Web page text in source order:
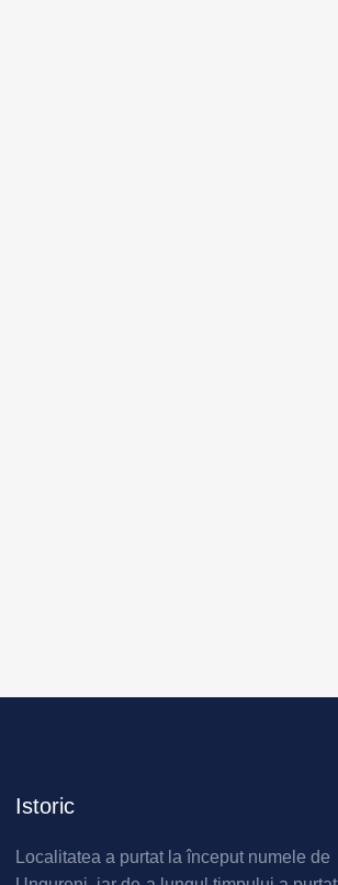
Istoric
Localitatea a purtat la început numele de